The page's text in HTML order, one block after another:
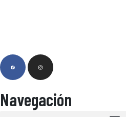
Navegación